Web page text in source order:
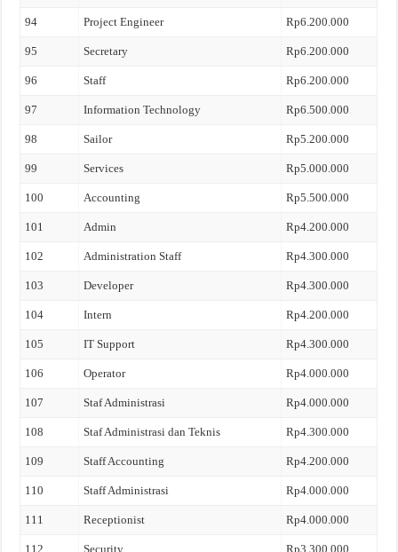
94 Project Engineer Rp6.200.000
95 Secretary Rp6.200.000
96 Staff Rp6.200.000
97 Information Technology Rp6.500.000
98 Sailor Rp5.200.000
99 Services Rp5.000.000
100 Accounting Rp5.500.000
101 Admin Rp4.200.000
102 Administration Staff Rp4.300.000
103 Developer Rp4.300.000
104 Intern Rp4.200.000
105 IT Support Rp4.300.000
106 Operator Rp4.000.000
107 Staf Administrasi Rp4.000.000
108 Staf Administrasi dan Teknis Rp4.300.000
109 Staff Accounting Rp4.200.000
110 Staff Administrasi Rp4.000.000
111 Receptionist Rp4.000.000
112 Security Rp3.300.000